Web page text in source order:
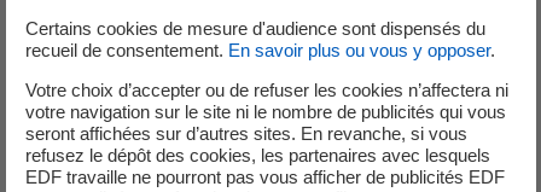
Maillon essentiel pour récupérer l’électricité transformée
en hydrogène, la pile à combustible se décline en
différentes puissances suivant les applications : piles
stationnaires pour alimenter des bâtiments en électricité
et chaleur, piles embarquées dans les véhicules
électriques.
Certains cookies de mesure d'audience sont dispensés du
recueil de consentement. En savoir plus ou vous y opposer.
Votre choix d’accepter ou de refuser les cookies n’affectera ni
votre navigation sur le site ni le nombre de publicités qui vous
seront affichées sur d’autres sites. En revanche, si vous
refusez le dépôt des cookies, les partenaires avec lesquels
EDF travaille ne pourront pas vous afficher de publicités EDF